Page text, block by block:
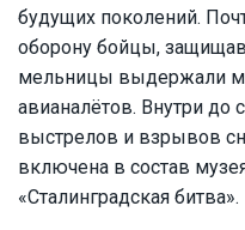
будущих поколений.
оборону бойцы,
мельницы выдержали
авианалётов. Внутри до
выстрелов и взрывов
включена в состав
«Сталинградская битва».